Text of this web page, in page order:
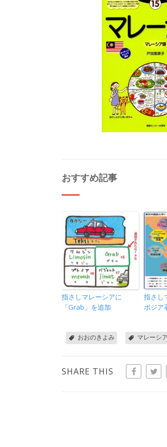
おすすめ記事
指さしマレーシアに
「Grab」を追加
指さし
ボジア
おおのきよみ マレーシア
SHARE THIS